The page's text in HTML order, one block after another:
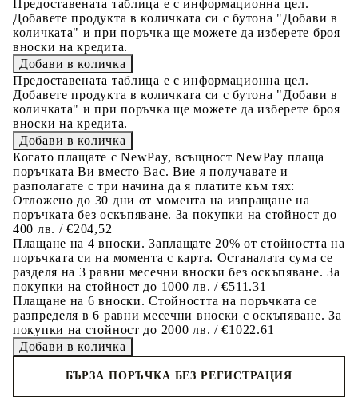
Предоставената таблица е с информационна цел.
Добавете продукта в количката си с бутона "Добави в
количката" и при поръчка ще можете да изберете броя
вноски на кредита.
Предоставената таблица е с информационна цел.
Добавете продукта в количката си с бутона "Добави в
количката" и при поръчка ще можете да изберете броя
вноски на кредита.
Когато плащате с NewPay, всъщност NewPay плаща
поръчката Ви вместо Вас. Вие я получавате и
разполагате с три начина да я платите към тях:
Отложено до 30 дни от момента на изпращане на
поръчката без оскъпяване. За покупки на стойност до
400 лв. / €204,52
Плащане на 4 вноски. Заплащате 20% от стойността на
поръчката си на момента с карта. Останалата сума се
разделя на 3 равни месечни вноски без оскъпяване. За
покупки на стойност до 1000 лв. / €511.31
Плащане на 6 вноски. Стойността на поръчката се
разпределя в 6 равни месечни вноски с оскъпяване. За
покупки на стойност до 2000 лв. / €1022.61
БЪРЗА ПОРЪЧКА БЕЗ РЕГИСТРАЦИЯ